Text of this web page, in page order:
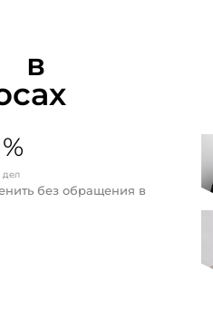
в
%
дел
без обращения в